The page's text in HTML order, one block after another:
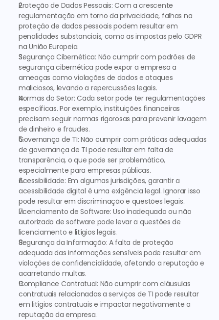
Proteção de Dados Pessoais: Com a crescente
regulamentação em torno da privacidade, falhas na
proteção de dados pessoais podem resultar em
penalidades substanciais, como as impostas pelo GDPR
na União Europeia.
Segurança Cibernética: Não cumprir com padrões de
segurança cibernética pode expor a empresa a
ameaças como violações de dados e ataques
maliciosos, levando a repercussões legais.
Normas do Setor: Cada setor pode ter regulamentações
específicas. Por exemplo, instituições financeiras
precisam seguir normas rigorosas para prevenir lavagem
de dinheiro e fraudes.
Governança de TI: Não cumprir com práticas adequadas
de governança de TI pode resultar em falta de
transparência, o que pode ser problemático,
especialmente para empresas públicas.
Acessibilidade: Em algumas jurisdições, garantir a
acessibilidade digital é uma exigência legal. Ignorar isso
pode resultar em discriminação e questões legais.
Licenciamento de Software: Uso inadequado ou não
autorizado de software pode levar a questões de
licenciamento e litígios legais.
Segurança da Informação: A falta de proteção
adequada das informações sensíveis pode resultar em
violações de confidencialidade, afetando a reputação e
acarretando multas.
Compliance Contratual: Não cumprir com cláusulas
contratuais relacionadas a serviços de TI pode resultar
em litígios contratuais e impactar negativamente a
reputação da empresa.